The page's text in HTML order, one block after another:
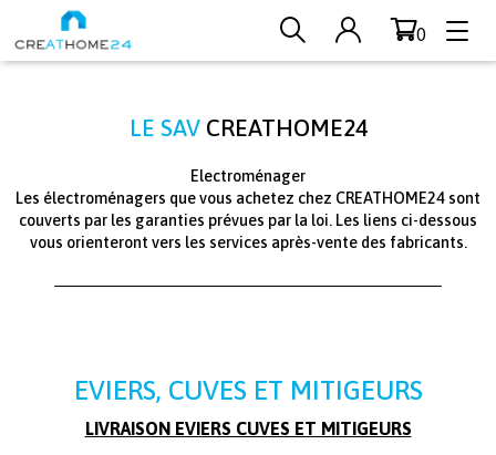
0
LE SAVCREATHOME24
Electroménager
Les électroménagers que vous achetez chez CREATHOME24 sont
couverts par les garanties prévues par la loi. Les liens ci-dessous
vous orienteront vers les services après-vente des fabricants.
EVIERS, CUVES ET MITIGEURS
LIVRAISON EVIERS CUVES ET MITIGEURS